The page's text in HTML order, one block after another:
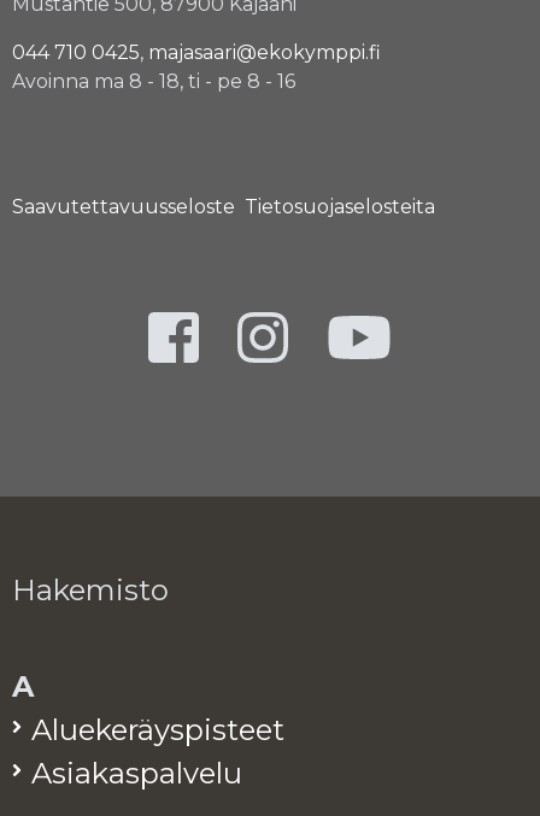
044 710 0425, majasaari@ekokymppi.fi
Avoinna ma 8 - 18, ti - pe 8 - 16
Saavutettavuusseloste Tietosuojaselosteita
Hakemisto
A
Alue­ke­räys­pis­teet
Asia­kas­pal­ve­lu